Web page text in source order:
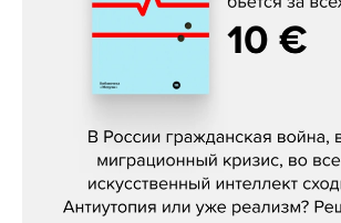
Константин Зарубин,